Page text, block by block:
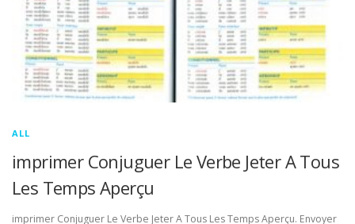
ALL
imprimer Conjuguer Le Verbe Jeter A Tous
Les Temps Aperçu
imprimer Conjuguer Le Verbe Jeter A Tous Les Temps Aperçu. Envoyer